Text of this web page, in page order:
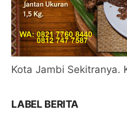
Kota Jambi Sekitranya.
LABEL BERITA